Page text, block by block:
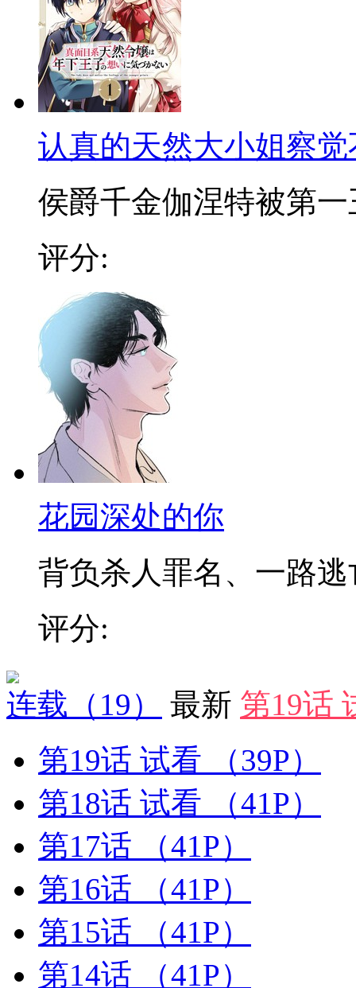
认真的天然大小姐察
侯爵千金伽涅特被第一
评分:
花园深处的你
背负杀人罪名、一路逃
评分:
连载 （19） 最新 第19话
第19话 试看
（39P）
第18话 试看
（41P）
第17话
（41P）
第16话
（41P）
第15话
（41P）
第14话
（41P）